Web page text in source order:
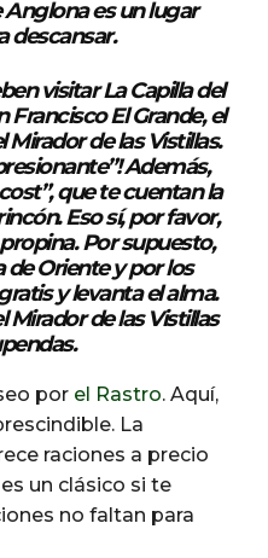
Anglonaes un lugar
descansar.
visitarLa Capilla del
Francisco El Grande, el
Mirador de las Vistillas.
Además,
que te cuentan la
Eso sí, por favor,
Por supuesto,
de Orientey por los
y levanta el alma.
Mirador de las Vistillas
por el Rastro. Aquí,
La
raciones a precio
es un clásico si te
no faltan para